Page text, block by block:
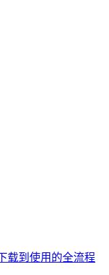
载到使用的全流程